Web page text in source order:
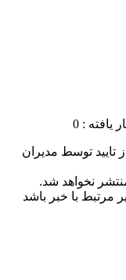
یافته : 0
توسط مدیران
نخواهد شد.
مرتبط با خبر باشد